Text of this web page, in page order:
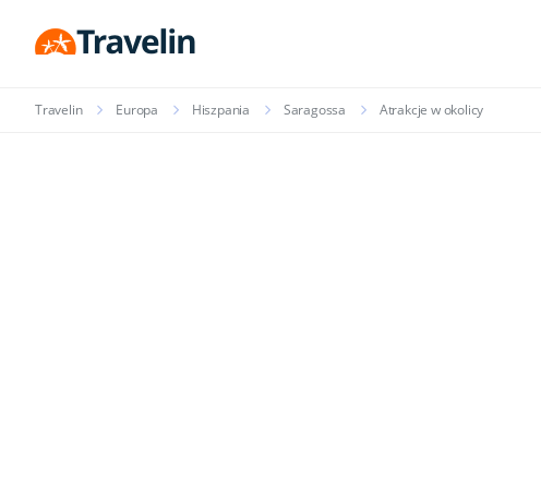
Travelin Europa Hiszpania Saragossa Atrakcje w okolicy